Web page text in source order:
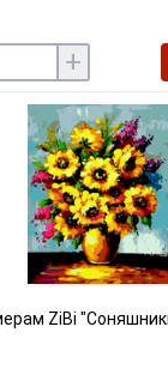
+
ZiBi